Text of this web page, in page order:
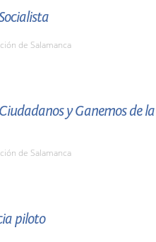
de Salamanca
y Ganemos de la
de Salamanca
piloto